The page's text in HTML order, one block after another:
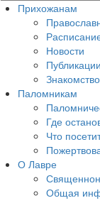
Прихожанам
Новости
Публикации
Паломникам
Где
Что
О Лавре
Общая